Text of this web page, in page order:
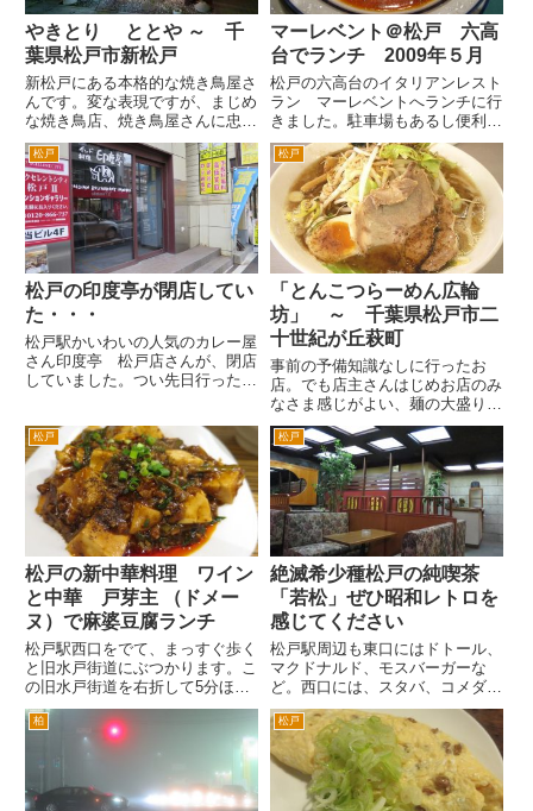
やきとり ととや ～ 千
葉県松戸市新松戸
新松戸にある本格的な焼き鳥屋さ
んです。変な表現ですが、まじめ
な焼き鳥店、焼き鳥屋さんに忠実
なお店という感じです。 ととや
という店名からすると魚料理のお
店かなと思ったんですが、良質で
新鮮な名古屋コーチンと名古屋の
地鶏が売りの焼き鳥専門店で
す。...
マーレベント＠松戸 六高
台でランチ 2009年５月
松戸の六高台のイタリアンレスト
ラン マーレベントへランチに行
きました。駐車場もあるし便利で
す。 ランチは、900円で、パスタ
やピザから選べます。まずは、パ
ンが、ついてます。 カップスー
プもついてます。コンソメスープ
ですが、いろいろ具がはいっ...
松戸
松戸の印度亭が閉店してい
た・・・
松戸駅かいわいの人気のカレー屋
さん印度亭 松戸店さんが、閉店
していました。つい先日行ったの
た。10月19日をもって閉店した
ようです。 すでに店舗のあっ
た２階への入口は閉鎖されてい...
松戸
「とんこつらーめん広輪
坊」 ～ 千葉県松戸市二
十世紀が丘萩町
事前の予備知識なしに行ったお
店。でも店主さんはじめお店のみ
なさま感じがよい、麺の大盛り無
料・・・ということでいきなり好
印象でした(^^; 場所は、松戸市二
十世紀が丘付近。国道6号線の上
り東京方面へ。松戸トンネル入り
口交差点を左折して旧松戸市...
松戸
松戸の新中華料理 ワイン
と中華 戸芽主 （ドメー
ヌ）で麻婆豆腐ランチ
松戸駅西口をでて、まっすぐ歩く
と旧水戸街道にぶつかります。こ
の旧水戸街道を右折して5分ほど
歩いた右手に「戸芽主」さんがあ
ります。 店舗入口には「中華と
ワイン」の看板がかかっていま
す。 中華料理のお店なんです
が、店内はおしゃれなバーみたい
な...
松戸
絶滅希少種松戸の純喫茶
「若松」ぜひ昭和レトロを
感じてください
松戸駅周辺も東口にはドトール、
マクドナルド、モスバーガーな
ど。西口には、スタバ、コメダな
ど大手チェーンの喫茶店が増えて
ます。 そんな中、昭和レトロ
な感じが満点の独特な雰囲気の喫
茶店が松戸駅西口にあります。松
戸駅西口ロータリーの中央のバス
柏 松戸